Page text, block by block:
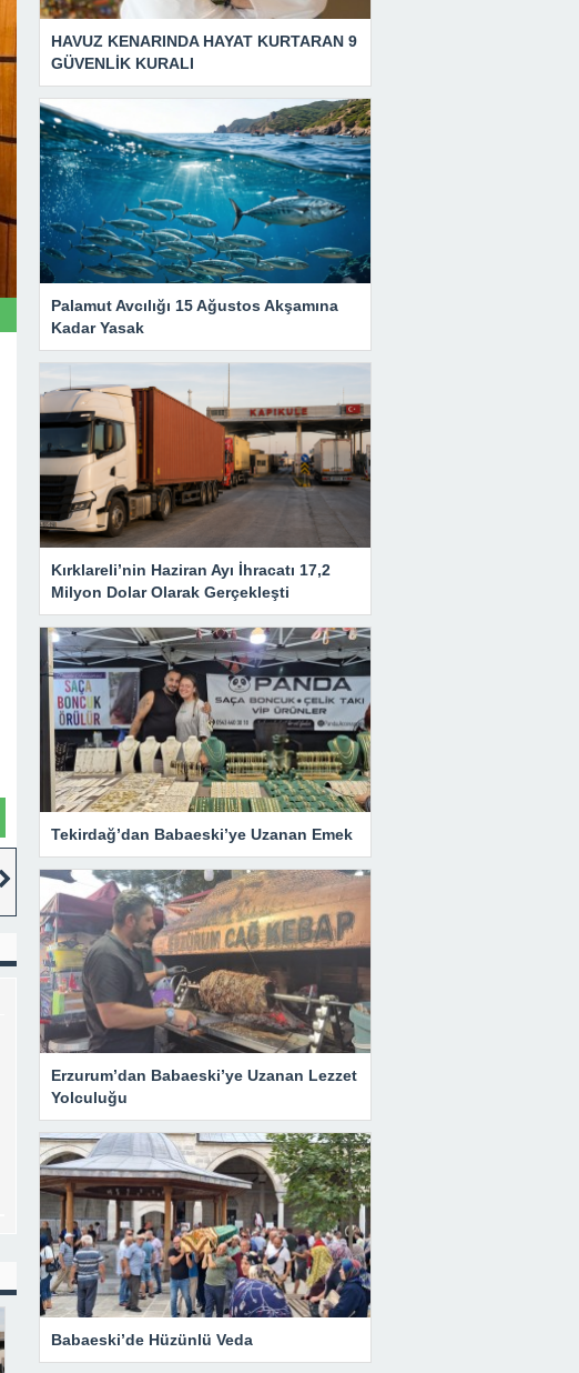
HAVUZ KENARINDA HAYAT KURTARAN 9
GÜVENLİK KURALI
Palamut Avcılığı 15 Ağustos Akşamına
Kadar Yasak
Kırklareli’nin Haziran Ayı İhracatı 17,2
Milyon Dolar Olarak Gerçekleşti
Tekirdağ’dan Babaeski’ye Uzanan Emek
Erzurum’dan Babaeski’ye Uzanan Lezzet
Yolculuğu
Babaeski’de Hüzünlü Veda